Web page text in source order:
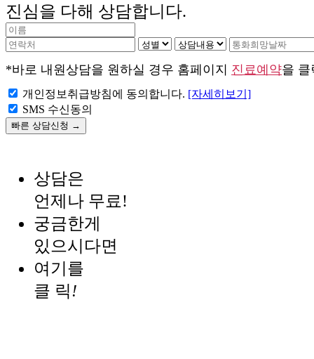
진심을 다해 상담합니다.
*바로 내원상담을 원하실 경우 홈페이지 진료예약을 클
개인정보취급방침에 동의합니다. [자세히보기]
SMS 수신동의
상담은
언제나 무료!
궁금한게
있으시다면
여기를
클 릭!